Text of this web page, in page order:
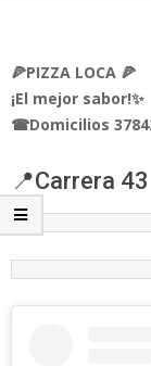
🍕PIZZA LOCA 🍕
¡El mejor sabor!✨
☎Domicilios
📍Carrera